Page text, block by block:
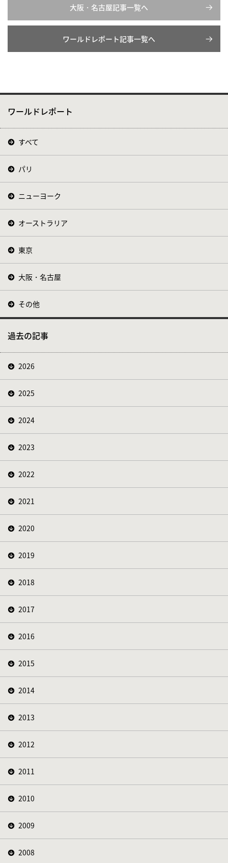
大阪・名古屋記事一覧へ
ワールドレポート記事一覧へ
ワールドレポート
すべて
パリ
ニューヨーク
オーストラリア
東京
大阪・名古屋
その他
過去の記事
2026
2025
2024
2023
2022
2021
2020
2019
2018
2017
2016
2015
2014
2013
2012
2011
2010
2009
2008